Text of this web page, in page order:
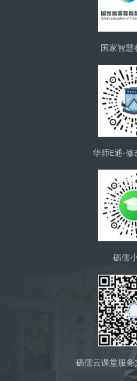
国家智慧
华师E通-修
砺儒
砺儒云课堂服务